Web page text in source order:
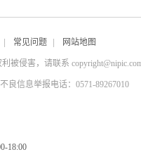
| 常见问题 | 网站地图
被侵害，请联系
良信息举报电话：0571-89267010
18:00